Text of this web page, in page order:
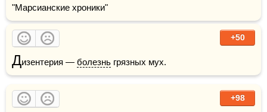
"Марсианские хроники"
+50
Дизентерия — болезнь грязных мух.
+98